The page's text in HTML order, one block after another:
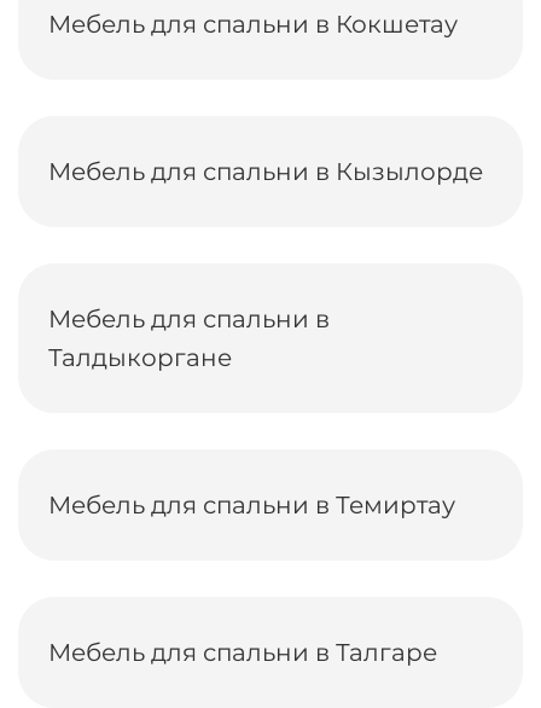
Мебель для спальни в Кокшетау
Мебель для спальни в Кызылорде
Мебель для спальни в
Талдыкоргане
Мебель для спальни в Темиртау
Мебель для спальни в Талгаре